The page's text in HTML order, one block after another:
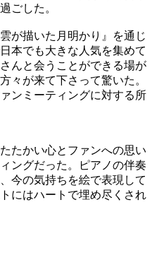
ごした。
が描いた月明かり』を通じ
本でも大きな人気を集めて
んと会うことができる場が
々が来て下さって驚いた。
ンミーティングに対する所
たかい心とファンへの思い
ングだった。ピアノの伴奏
今の気持ちを絵で表現して
にはハートで埋め尽くされ